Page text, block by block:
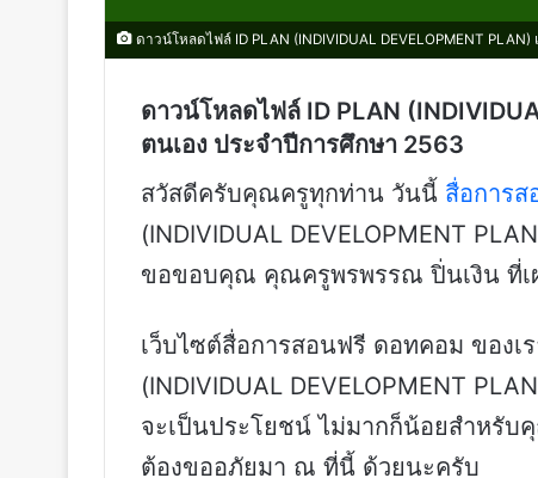
ดาวน์โหลดไฟล์ ID PLAN (INDIVIDUAL DEVELOPMENT
ดาวน์โหลดไฟล์ ID PLAN
ตนเอง ประจำปีการศึกษา 2563
สวัสดีครับคุณครูทุกท่าน วันนี้ สื่อการ
(INDIVIDUAL DEVELOPMENT
ขอขอบคุณ คุณครูพรพรรณ ปิ่นเงิน ที่เ
เว็บไซต์สื่อการสอนฟรี ดอทคอม ของเ
(INDIVIDUAL DEVELOPMENT
จะเป็นประโยชน์ ไม่มากก็น้อยสำหรั
ต้องขออภัยมา ณ ที่นี้ ด้วยนะครับ